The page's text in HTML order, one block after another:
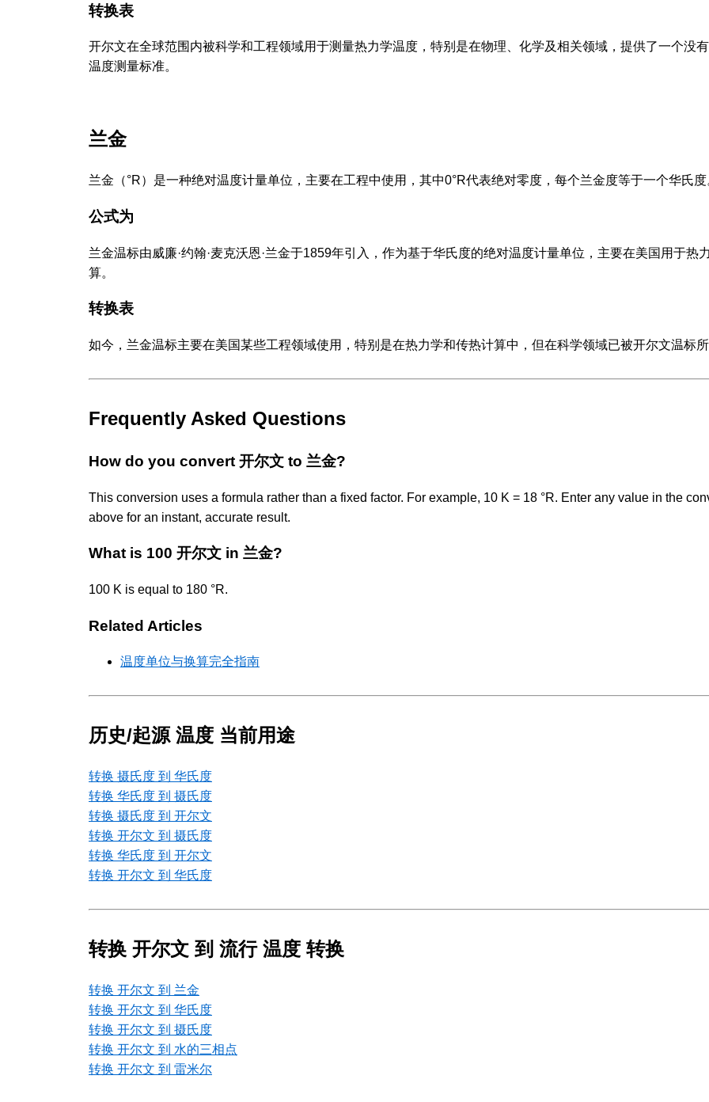
转换表
开尔文在全球范围内被科学和工程领域用于测量热力学温度，特别是在物理、化学及相关领域，提供了一个没
温度测量标准。
兰金
兰金（°R）是一种绝对温度计量单位，主要在工程中使用，其中0°R代表绝对零度，每个兰金度等于一个华氏度
公式为
兰金温标由威廉·约翰·麦克沃恩·兰金于1859年引入，作为基于华氏度的绝对温度计量单位，主要在美国用于热
算。
转换表
如今，兰金温标主要在美国某些工程领域使用，特别是在热力学和传热计算中，但在科学领域已被开尔文温标
Frequently Asked Questions
How do you convert 开尔文 to 兰金?
This conversion uses a formula rather than a fixed factor. For example, 10 K = 18 °R. Enter any value in the
above for an instant, accurate result.
What is 100 开尔文 in 兰金?
100 K is equal to 180 °R.
Related Articles
温度单位与换算完全指南
历史/起源 温度 当前用途
转换 摄氏度 到 华氏度
转换 华氏度 到 摄氏度
转换 摄氏度 到 开尔文
转换 开尔文 到 摄氏度
转换 华氏度 到 开尔文
转换 开尔文 到 华氏度
转换 开尔文 到 流行 温度 转换
转换 开尔文 到 兰金
转换 开尔文 到 华氏度
转换 开尔文 到 摄氏度
转换 开尔文 到 水的三相点
转换 开尔文 到 雷米尔